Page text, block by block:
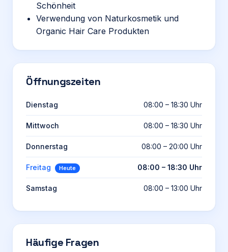
Schönheit
Verwendung von Naturkosmetik und
Organic Hair Care Produkten
Öffnungszeiten
Dienstag 08:00 – 18:30 Uhr
Mittwoch 08:00 – 18:30 Uhr
Donnerstag 08:00 – 20:00 Uhr
Freitag Heute 08:00 – 18:30 Uhr
Samstag 08:00 – 13:00 Uhr
Häufige Fragen